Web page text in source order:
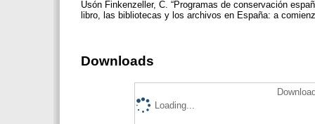
Usón Finkenzeller, C. “Programas de conservación
libro, las bibliotecas y los archivos en España: a
Downloads
Loading...